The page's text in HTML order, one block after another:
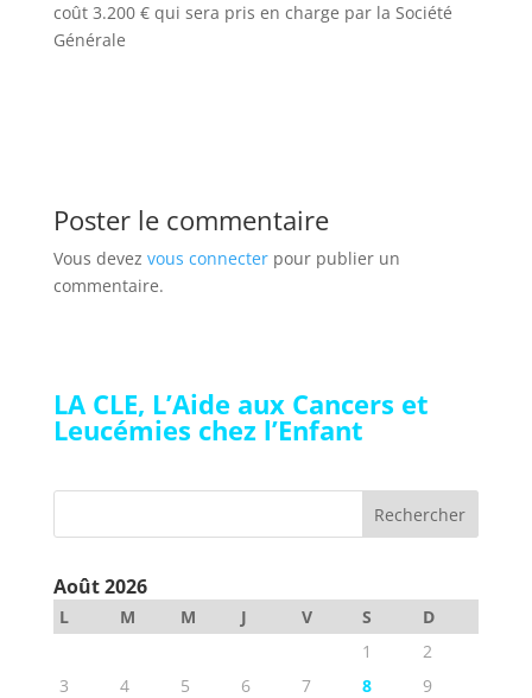
coût 3.200 € qui sera pris en charge par la Société
Générale
Poster le commentaire
Vous devez vous connecterpour publier un
commentaire.
LA CLE, L’Aide aux Cancers et
Leucémies chez l’Enfant
Août 2026
L M M J V S
D
1
2
3
4 5 6 7 8
9